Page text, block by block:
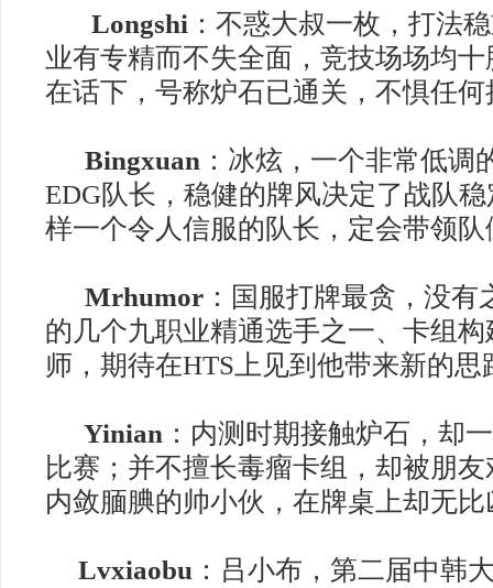
Longshi ：不惑大叔一枚，打法
业有专精而不失全面，竞技场场均
在话下，号称炉石已通关，不惧任何
Bingxuan ： 冰炫，一个非常低调
EDG队长，稳健的牌风决定了战队
样一个令人信服的队长，定会带领
Mrhumor ： 国服打牌最贪，没有
的几个九职业精通选手之一、卡组
师，期待在HTS 上见到他带来新的
Yinian ： 内测时期接触炉石，却
比赛；并不擅长毒瘤卡组，却被朋
内敛腼腆的帅小伙，在牌桌上却无比
Lvxiaobu ： 吕小布，第二届中韩